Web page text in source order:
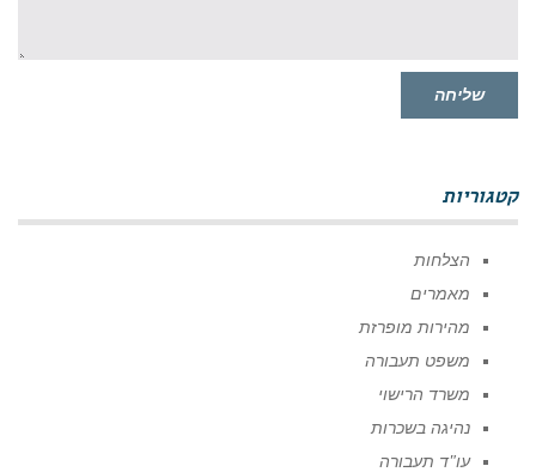
שליחה
קטגוריות
הצלחות
מאמרים
מהירות מופרזת
משפט תעבורה
משרד הרישוי
נהיגה בשכרות
עו"ד תעבורה